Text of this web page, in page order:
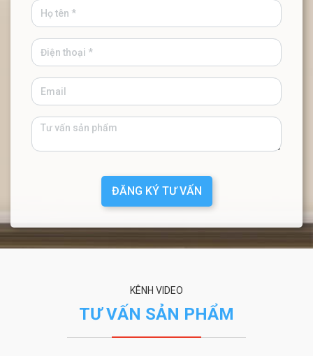
ĐĂNG KÝ TƯ VẤN
KÊNH VIDEO
TƯ VẤN SẢN PHẨM